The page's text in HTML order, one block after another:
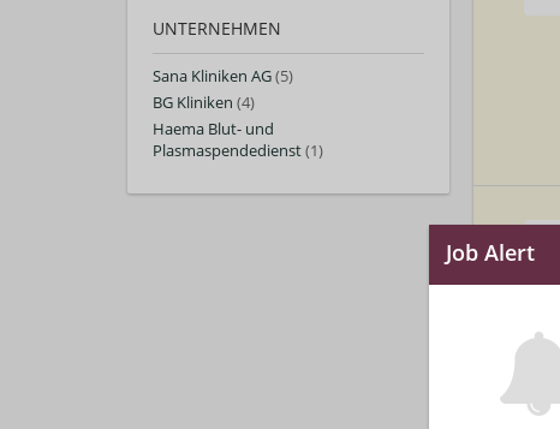
UNTERNEHMEN
Sana Kliniken AG(5)
BG Kliniken (4)
Haema Blut- und
Plasmaspendedienst(1)